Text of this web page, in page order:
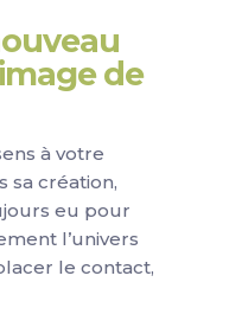
de
à votre
sa création,
eu pour
l’univers
le contact,